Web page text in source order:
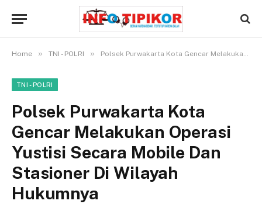
Home » TNI - POLRI » Polsek Purwakarta Kota Gencar Melakukan Operasi Yustisi Secara Mobile Dan Stasioner Di Wilayah Hukumnya
TNI - POLRI
Polsek Purwakarta Kota
Gencar Melakukan Operasi
Yustisi Secara Mobile Dan
Stasioner Di Wilayah
Hukumnya